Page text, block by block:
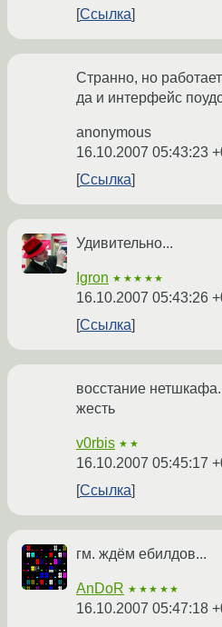
Ссылка
Странно, но
да и интерфейс
anonymous
16.10.2007 05:43:23
Ссылка
Удивительно...
Igron ★★★★★
16.10.2007 05:43:26
Ссылка
восстание
жесть
v0rbis ★★
16.10.2007 05:45:17
Ссылка
гм. ждём ебилдов...
AnDoR ★★★★★
16.10.2007 05:47:18